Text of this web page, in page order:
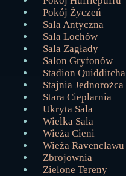
Pokój Życzeń
Sala Antyczna
Sala Lochów
Sala Zagłady
Salon Gryfonów
Stadion Quidditcha
Stajnia Jednorożca
Stara Cieplarnia
Ukryta Sala
Wielka Sala
Wieża Cieni
Wieża Ravenclawu
Zbrojownia
Zielone Tereny